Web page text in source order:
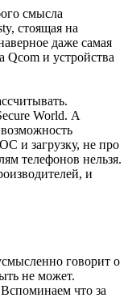
смысла
стоящая на
даже самая
Qcom и устройства
World. А
и загрузку, не про
телефонов нельзя.
и
говорит о
не может.
что за